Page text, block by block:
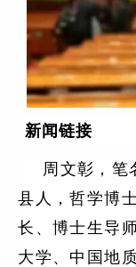
新闻链接
周文彰，笔
县人，哲学博
长、博士生导
大学、中国地